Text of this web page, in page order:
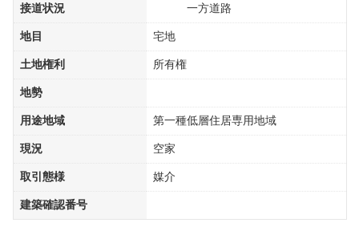
接道状況 一方道路
地目 宅地
土地権利 所有権
地勢
用途地域 第一種低層住居専用地域
現況 空家
取引態様 媒介
建築確認番号